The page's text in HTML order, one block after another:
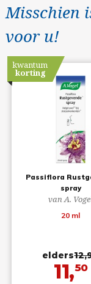
Misschien
voor u!
Passiflora
spray
van A.
20 ml
kwantum
korting
elders
11,50